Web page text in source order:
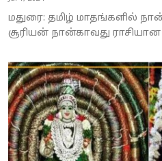
மதுரை: தமிழ் மாதங்களில்
சூரியன் நான்காவது ராசியான